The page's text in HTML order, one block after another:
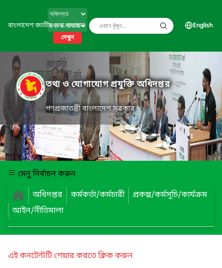
বাংলাদেশ জাতীয় তথ্য বাতায়ন
দেখুন
English
তথ্য ও যোগাযোগ প্রযুক্তি অধিদপ্তর
গণপ্রজাতন্ত্রী বাংলাদেশ সরকার
মেনু নির্বাচন করুন
অধিদপ্তর
কর্মকর্তা/কর্মচারী
প্রকল্প/কর্মসূচি/কার্যক্রম
আইন/নীতিমালা
এই কনটেন্টটি শেয়ার করতে ক্লিক করুন